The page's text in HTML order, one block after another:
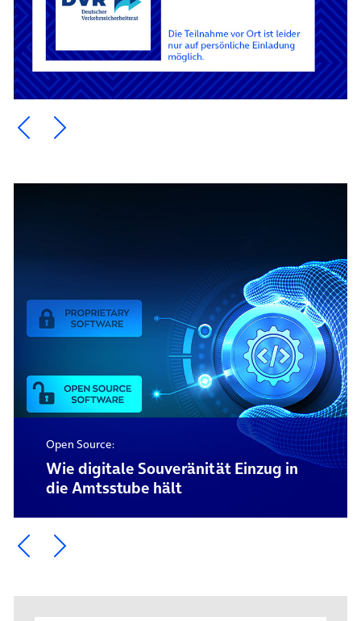
Ein Element zurück blättern
Ein Element weiter blättern
Open Source:
Wie digitale Souveränität Einzug in
die Amtsstube hält
Ein Element zurück blättern
Ein Element weiter blättern